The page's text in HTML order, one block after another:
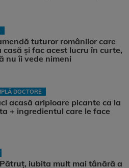
tuturor românilor care
casă și fac acest lucru în curte,
nu îi vede nimeni
DOCTORE
acasă aripioare picante ca la
+ ingredientul care le face
iubita mult mai tânără a